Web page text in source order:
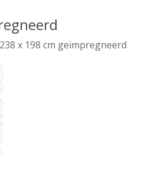
x 198 cm geïmpregneerd